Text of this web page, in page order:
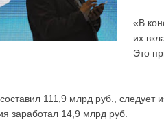
«В
их
Это
111,9 млрд руб., следует
заработал 14,9 млрд руб.